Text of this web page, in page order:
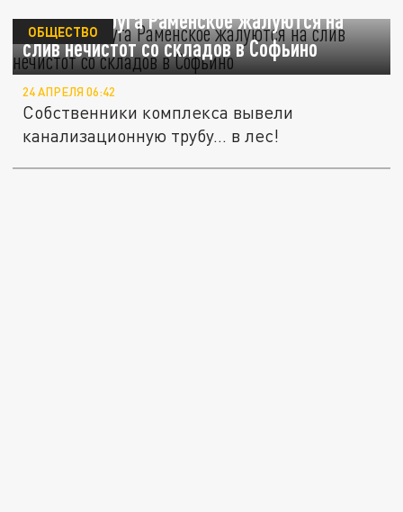
Жители округа Раменское жалуются на
слив нечистот со складов в Софьино
ОБЩЕСТВО
24 АПРЕЛЯ 06:42
Собственники комплекса вывели
канализационную трубу… в лес!